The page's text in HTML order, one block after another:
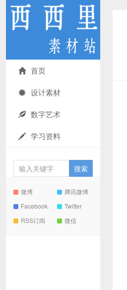
首页
设计素材
数字艺术
学习资料
微博
腾讯微博
Facebook
Twitter
RSS订阅
微信